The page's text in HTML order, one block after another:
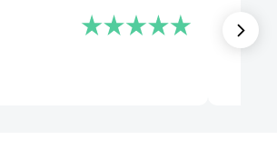
Kai